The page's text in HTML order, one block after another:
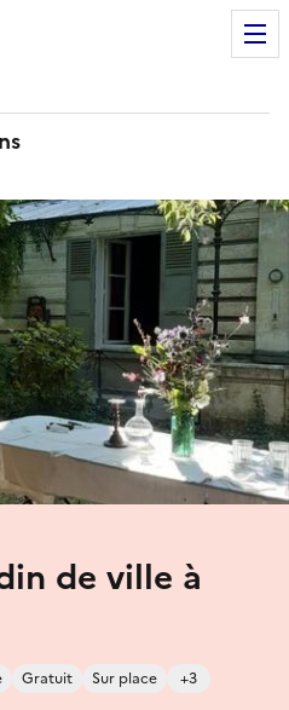
de ville à
Gratuit Sur place +3